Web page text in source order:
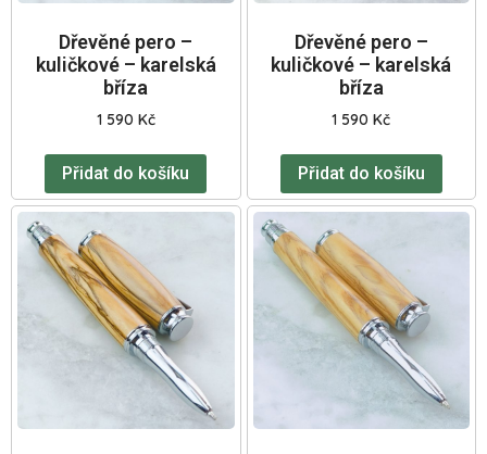
Dřevěné pero –
kuličkové – karelská
bříza
1 590 Kč
Přidat do košíku
Dřevěné pero –
kuličkové – karelská
bříza
1 590Kč
Přidat do košíku